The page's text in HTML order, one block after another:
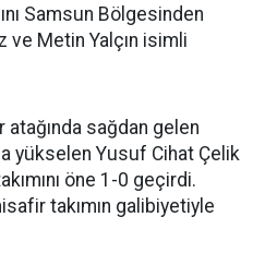
Samsun Bölgesinden
ve Metin Yalçın isimli
sağdan gelen
yükselen Yusuf Cihat Çelik
öne 1-0 geçirdi.
takımın galibiyetiyle